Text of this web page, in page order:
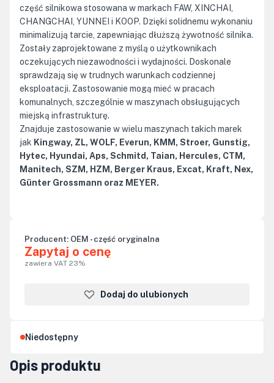
część silnikowa stosowana w markach FAW, XINCHAI,
CHANGCHAI, YUNNEI i KOOP. Dzięki solidnemu wykonaniu
minimalizują tarcie, zapewniając dłuższą żywotność silnika.
Zostały zaprojektowane z myślą o użytkownikach
oczekujących niezawodności i wydajności. Doskonale
sprawdzają się w trudnych warunkach codziennej
eksploatacji. Zastosowanie mogą mieć w pracach
komunalnych, szczególnie w maszynach obsługujących
miejską infrastrukturę.
Znajduje zastosowanie w wielu maszynach takich marek
jak Kingway, ZL, WOLF, Everun, KMM, Stroer, Gunstig,
Hytec, Hyundai, Aps, Schmitd, Taian, Hercules, CTM,
Manitech, SZM, HZM, Berger Kraus, Excat, Kraft, Nex,
Günter Grossmann oraz MEYER.
Producent: OEM - część oryginalna
Zapytaj o cenę
zawiera VAT 23%
Dodaj do ulubionych
Niedostępny
Opis produktu